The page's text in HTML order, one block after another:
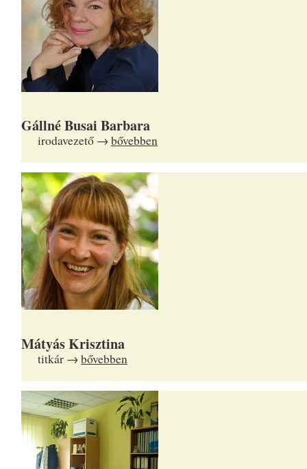
Gállné Busai Barbara
irodavezető →bővebben
Mátyás Krisztina
titkár →bővebben